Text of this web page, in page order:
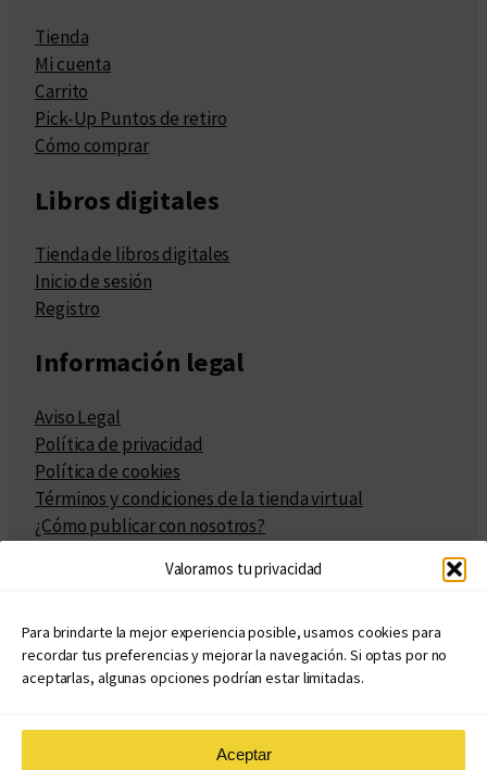
Valoramos tu privacidad
Para brindarte la mejor experiencia posible, usamos cookies para
recordar tus preferencias y mejorar la navegación. Si optas por no
aceptarlas, algunas opciones podrían estar limitadas.
Aceptar
Tienda
Mi cuenta
Carrito
Pick-Up Puntos de retiro
Cómo comprar
Libros digitales
Tienda de libros digitales
Inicio de sesión
Registro
Información legal
Aviso Legal
Política de privacidad
Política de cookies
Términos y condiciones de la tienda virtual
¿Cómo publicar con nosotros?
Políticas de publicación
Políticas de coedición
Atribuciones